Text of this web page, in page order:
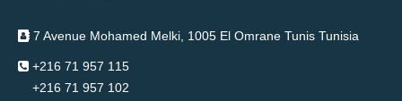
7 Avenue Mohamed Melki, 1005 El Omrane Tunis Tunisia
+216 71 957 115
+216 71 957 102